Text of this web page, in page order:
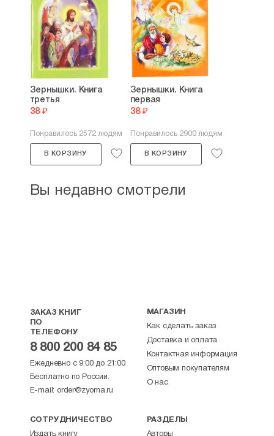
Зернышки. Книга
третья
38 ₽
Понравилось 2572 людям
В КОРЗИНУ
Зернышки. Книга
первая
38 ₽
Понравилось 2900 людям
В КОРЗИНУ
Вы недавно смотрели
ЗАКАЗ КНИГ
ПО
ТЕЛЕФОНУ
8 800 200 84 85
Ежедневно с 9:00 до 21:00
Бесплатно по России.
E-mail: order@zyorna.ru
МАГАЗИН
Как сделать заказ
Доставка и оплата
Контактная информация
Оптовым покупателям
О нас
СОТРУДНИЧЕСТВО
Издать книгу
РАЗДЕЛЫ
Авторы